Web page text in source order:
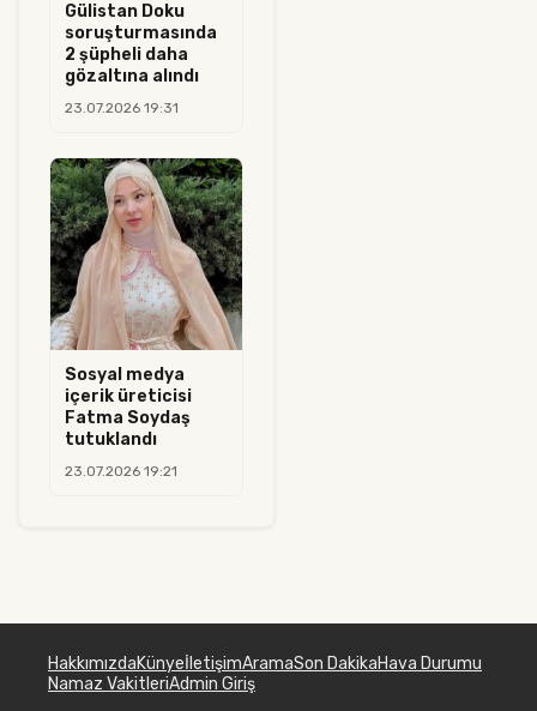
Gülistan Doku
soruşturmasında
2 şüpheli daha
gözaltına alındı
23.07.2026 19:31
Sosyal medya
içerik üreticisi
Fatma Soydaş
tutuklandı
23.07.2026 19:21
HakkımızdaKünyeİletişimAramaSon DakikaHava Durumu
Namaz VakitleriAdmin Giriş